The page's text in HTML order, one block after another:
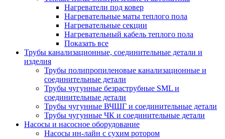
Нагреватели под ковер
Нагревательные маты теплого пола
Нагревательные секции
Нагревательный кабель теплого пола
Показать все
Трубы канализационные, соединительные детали и
изделия
Трубы полипропиленовые канализационные и
соединительные детали
Трубы чугунные безраструбные SML и
соединительные детали
Трубы чугунные ВЧШГ и соединительные детали
Трубы чугунные ЧК и соединительные детали
Насосы и насосное оборудование
Насосы ин-лайн с сухим ротором